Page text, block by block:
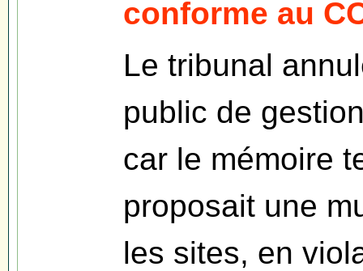
conforme au
Le tribunal
public de
car le mémoire
proposait une
les sites, en